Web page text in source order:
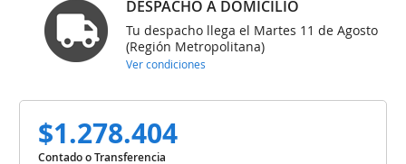
DESPACHO A DOMICILIO
Tu despacho llega el Martes 11 de Agosto
(Región Metropolitana)
Ver condiciones
$1.278.404
Contado o Transferencia